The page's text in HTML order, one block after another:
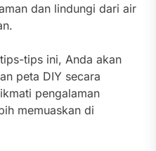
dan lindungi dari air
tips ini, Anda akan
peta DIY secara
pengalaman
memuaskan di